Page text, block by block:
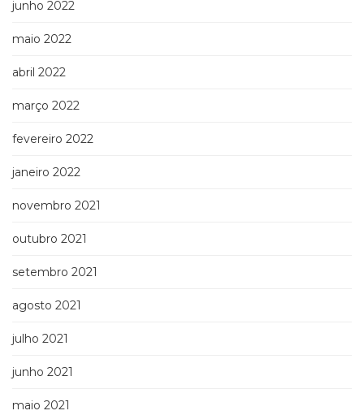
junho 2022
maio 2022
abril 2022
março 2022
fevereiro 2022
janeiro 2022
novembro 2021
outubro 2021
setembro 2021
agosto 2021
julho 2021
junho 2021
maio 2021